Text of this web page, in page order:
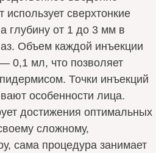
сверхтонкие
глубину от 1 до 3 мм в
Объем каждой инъекции
0,1 мл, что позволяет
Точки инъекций
особенности лица.
достижения оптимальных
сложному,
сама процедура занимает